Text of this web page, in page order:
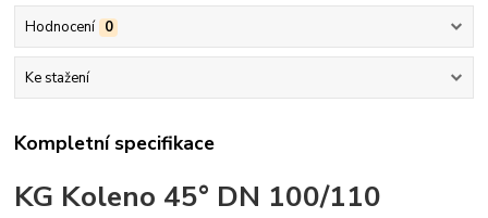
Hodnocení 0
Ke stažení
Kompletní specifikace
KG Koleno 45° DN 100/110